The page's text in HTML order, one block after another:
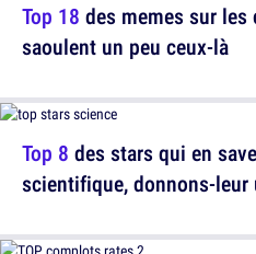
Top 8 des stars qui en
scientifique, donnons-leur
Top 18 des memes sur
saoulent un peu ceux-là